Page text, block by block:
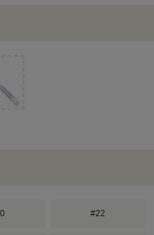
#22